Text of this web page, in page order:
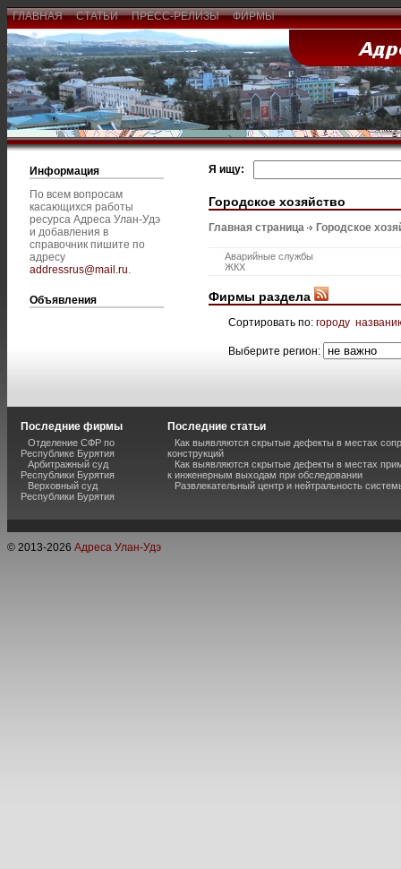
ГЛАВНАЯ СТАТЬИ ПРЕСС-РЕЛИЗЫ ФИРМЫ
Информация
По всем вопросам
касающихся работы
ресурса Адреса Улан-Удэ
и добавления в
справочник пишите по
адресу
addressrus@mail.ru.
Объявления
Я ищу:
Городское хозяйство
Главная страница Городское
Аварийные службы
ЖКХ
Фирмы раздела
Сортировать по: городу
Выберите регион:
Последние фирмы
Отделение СФР по
Республике Бурятия
Арбитражный суд
Республики Бурятия
Верховный суд
Республики Бурятия
Последние статьи
Как выявляются скрытые дефекты в местах
конструкций
Как выявляются скрытые дефекты в местах
к инженерным выходам при обследовании
Развлекательный центр и нейтральность
© 2013-2026 Адреса Улан-Удэ